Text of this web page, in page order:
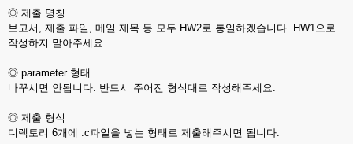
◎ 제출 명칭
보고서, 제출 파일, 메일 제목 등 모두 HW2로 통일하겠습니다. HW1으로
작성하지 말아주세요.
◎ parameter 형태
바꾸시면 안됩니다. 반드시 주어진 형식대로 작성해주세요.
◎ 제출 형식
디렉토리 6개에 .c파일을 넣는 형태로 제출해주시면 됩니다.